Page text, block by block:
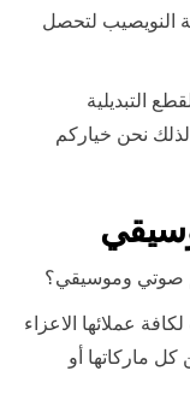
النويصيب لتحصل
التبديلية
لذلك نحن خياركم
صوتي وموسيقي؟
عملائها الاعزاء
كل ماركاتها أو